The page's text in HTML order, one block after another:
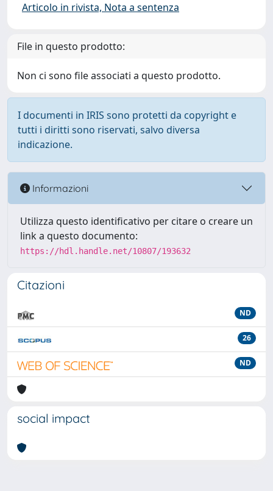
Articolo in rivista, Nota a sentenza
File in questo prodotto:
Non ci sono file associati a questo prodotto.
I documenti in IRIS sono protetti da copyright e
tutti i diritti sono riservati, salvo diversa
indicazione.
Informazioni
Utilizza questo identificativo per citare o creare un
link a questo documento:
https://hdl.handle.net/10807/193632
Citazioni
ND
26
ND
social impact